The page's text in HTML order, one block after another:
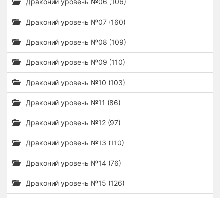
Драконий уровень №07 (160)
Драконий уровень №08 (109)
Драконий уровень №09 (110)
Драконий уровень №10 (103)
Драконий уровень №11 (86)
Драконий уровень №12 (97)
Драконий уровень №13 (110)
Драконий уровень №14 (76)
Драконий уровень №15 (126)